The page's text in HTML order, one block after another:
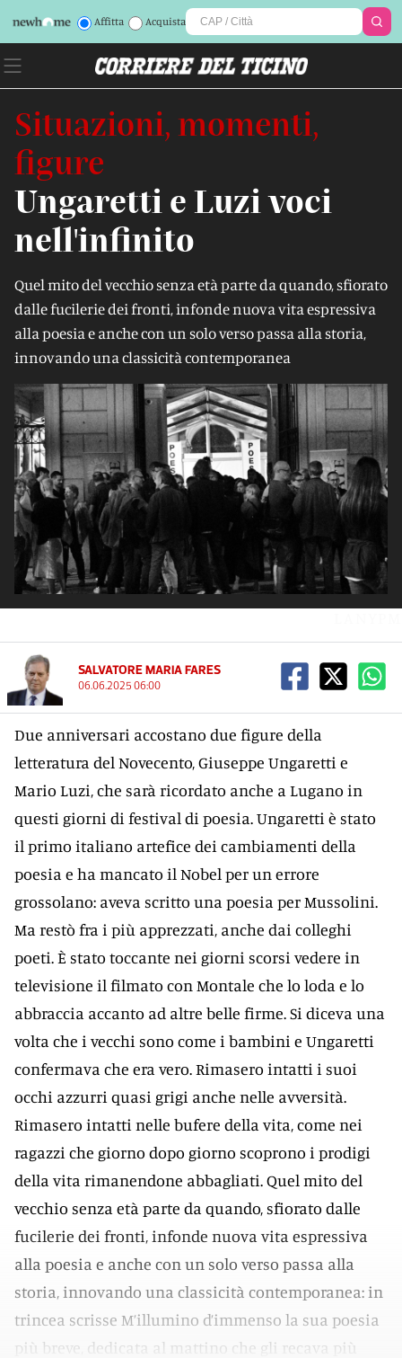
Affitta Acquista
Situazioni, momenti,
figure
Ungaretti e Luzi voci
nell'infinito
Quel mito del vecchio senza età parte da quando, sfiorato
dalle fucilerie dei fronti, infonde nuova vita espressiva
alla poesia e anche con un solo verso passa alla storia,
innovando una classicità contemporanea
SALVATORE MARIA FARES
06.06.2025 06:00
Due anniversari accostano due figure della
letteratura del Novecento, Giuseppe Ungaretti e
Mario Luzi, che sarà ricordato anche a Lugano in
questi giorni di festival di poesia. Ungaretti è stato
il primo italiano artefice dei cambiamenti della
poesia e ha mancato il Nobel per un errore
grossolano: aveva scritto una poesia per Mussolini.
Ma restò fra i più apprezzati, anche dai colleghi
poeti. È stato toccante nei giorni scorsi vedere in
televisione il filmato con Montale che lo loda e lo
abbraccia accanto ad altre belle firme. Si diceva una
volta che i vecchi sono come i bambini e Ungaretti
confermava che era vero. Rimasero intatti i suoi
occhi azzurri quasi grigi anche nelle avversità.
Rimasero intatti nelle bufere della vita, come nei
ragazzi che giorno dopo giorno scoprono i prodigi
della vita rimanendone abbagliati. Quel mito del
vecchio senza età parte da quando, sfiorato dalle
fucilerie dei fronti, infonde nuova vita espressiva
alla poesia e anche con un solo verso passa alla
storia, innovando una classicità contemporanea: in
trincea scrisse M’illumino d’immenso la sua poesia
più breve, dedicata al mattino che gli recava più